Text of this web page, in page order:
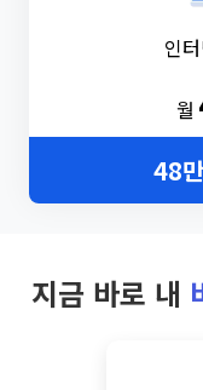
인
월
48
지금 바로 내